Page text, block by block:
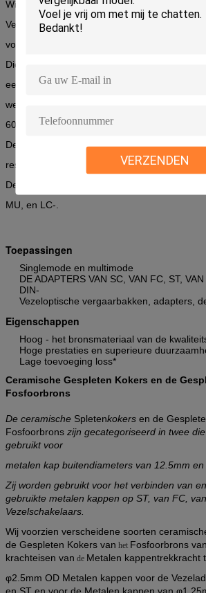
VERZENDEN
Wij hebben een selectie van hoogte -
Verdeelde Kokers en de Kokers van het
voor zowel singlemode als multimode
Die hoogte - het het bronsmateriaal van de
een spring-like bezit
welke een strikt gecontroleerde
600 gram verzekert.
De tolerantiespecificaties worden ook goed
resulterend in een typisch toevoegingsverlies
De kokers zijn beschikbaar in de stijl van Sc,
MU, en LC-.
Toepassingen
Singlemode en multimode
DE ADAPTERS VAN SC, VAN FC, ST,
DIN-
Vezeloptische vergaarbakken, adapters,
Eigenschappen
Hoog - het bronsmateriaal van de
Hoge prestaties en superieure
Lage toevoeging loss*
Ceramische Gespleten Kokers en de
Fosfoorbrons
De ceramische Spletenkokers en de
Fosfoorbrons zijn gecategoriseerd in twee
gebruikt voor
metalen kap buitendiameters van 12.5mm en
Zij worden gebruikt voor het verbinden van
gebruikte metalen kappen op ST, van FC,
Vezelschakelaars.
Wij voorzien verscheidene soorten
de Gespleten Kokers van het Fosfoorbrons
krachteisen van de Metalen kappentrekkracht
φ2.5mm OD Metalen kappen voor de